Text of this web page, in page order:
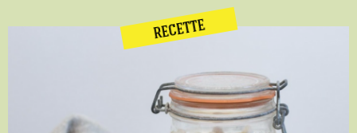
RECETTE